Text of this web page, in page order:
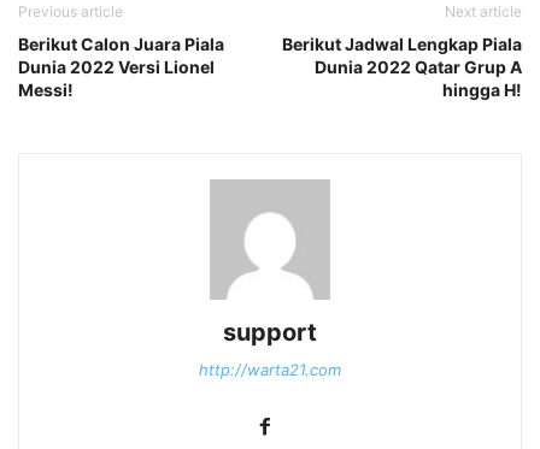
Previous article
Berikut Calon Juara Piala
Dunia 2022 Versi Lionel
Messi!
Next article
Berikut Jadwal Lengkap Piala
Dunia 2022 Qatar Grup A
hingga H!
support
http://warta21.com